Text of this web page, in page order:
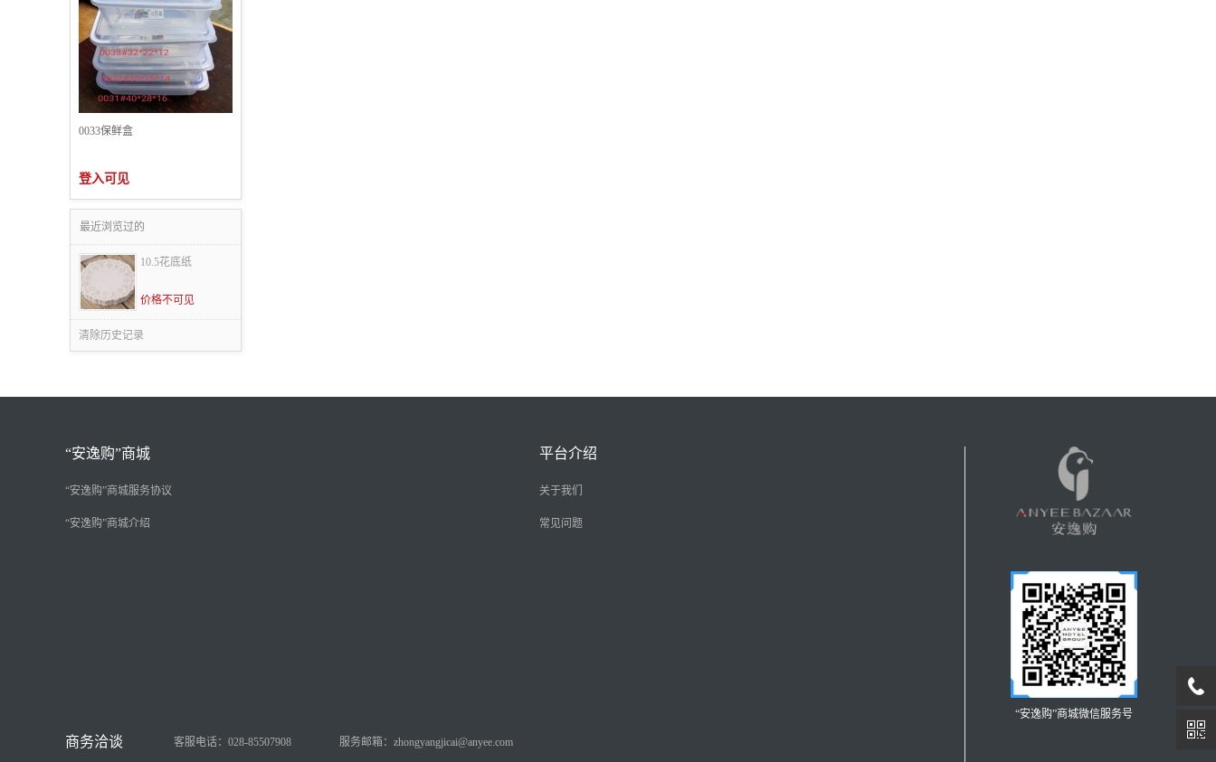
0033保鲜盒
登入可见
最近浏览过的
10.5花底纸
价格不可见
清除历史记录
“安逸购”商城
“安逸购”商城服务协议
“安逸购”商城介绍
平台介绍
关于我们
常见问题
“安逸购”商城微信服务号
客服电话：028-85507908 服务邮箱：zhongyangjicai@anyee.com